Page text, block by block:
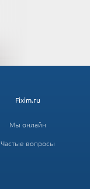
Fixim.ru
Мы онлайн
Частые вопросы